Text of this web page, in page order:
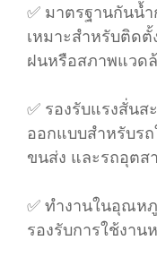
✅ มาตรฐานกันน้
เหมาะสำหรับติด
ฝนหรือสภาพแวด
✅ รองรับแรงสั่นส
ออกแบบสำหรับร
ขนส่ง และรถอุตส
✅ ทำงานในอุณหภู
รองรับการใช้งา